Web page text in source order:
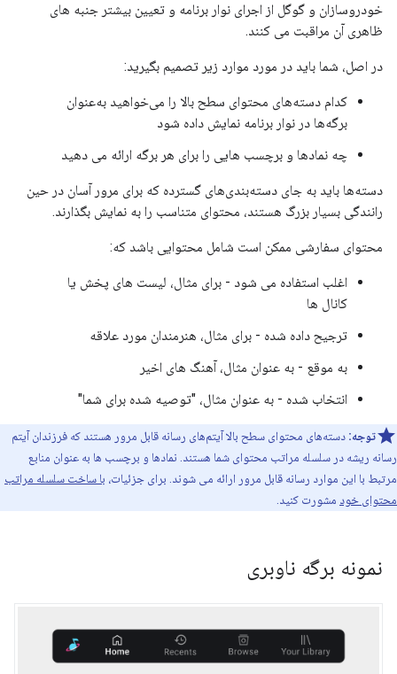
خودروسازان و گوگل از اجرای نوار برنامه و تعیین بیشتر جنبه های
ظاهری آن مراقبت می کنند.
در اصل، شما باید در مورد موارد زیر تصمیم بگیرید:
کدام دسته‌های محتوای سطح بالا را می‌خواهید به‌عنوان
برگه‌ها در نوار برنامه نمایش داده شود
چه نمادها و برچسب هایی را برای هر برگه ارائه می دهید
دسته‌ها باید به جای دسته‌بندی‌های گسترده که برای مرور آسان در حین
رانندگی بسیار بزرگ هستند، محتوای متناسب را به نمایش بگذارند.
محتوای سفارشی ممکن است شامل محتوایی باشد که:
اغلب استفاده می شود - برای مثال، لیست های پخش یا
کانال ها
ترجیح داده شده - برای مثال، هنرمندان مورد علاقه
به موقع - به عنوان مثال، آهنگ های اخیر
انتخاب شده - به عنوان مثال، "توصیه شده برای شما"
توجه: دسته‌های محتوای سطح بالا آیتم‌های رسانه قابل مرور هستند که فرزندان آیتم
رسانه ریشه در سلسله مراتب محتوای شما هستند. نمادها و برچسب ها به عنوان منابع
مرتبط با این موارد رسانه قابل مرور ارائه می شوند. برای جزئیات، با ساخت سلسله مراتب
محتوای خود مشورت کنید.
نمونه برگه ناوبری